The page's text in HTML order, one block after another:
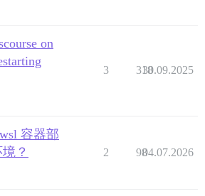
on
3 318
30.09.2025
容器部
？
2 9804.07.2026